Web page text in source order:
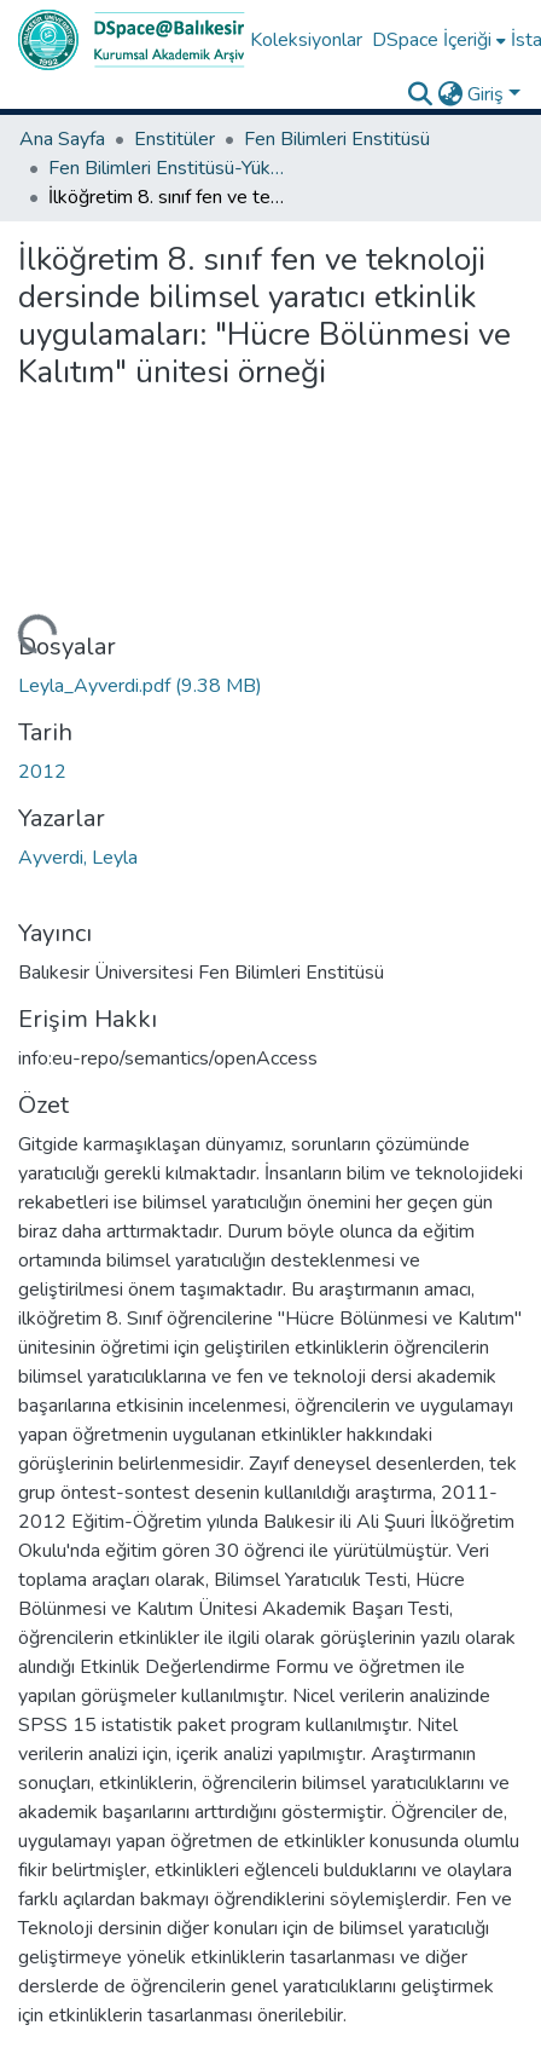
Koleksiyonlar DSpace İçeriği
Giriş
Ana Sayfa
Enstitüler
Fen Bilimleri Enstitüsü
Fen Bilimleri Enstitüsü-Yüksek Lisans Tezleri
İlköğretim 8. sınıf fen ve teknoloji dersinde bilimsel yaratıcı etkinlik uygulamaları: "Hücre Bölünmesi ve Kalıtım" ünitesi örneği
İlköğretim 8. sınıf fen ve teknoloji
dersinde bilimsel yaratıcı etkinlik
uygulamaları: "Hücre Bölünmesi ve
Kalıtım" ünitesi örneği
Dosyalar
Leyla_Ayverdi.pdf(9.38 MB)
Tarih
2012
Yazarlar
Ayverdi, Leyla
Yayıncı
Balıkesir Üniversitesi Fen Bilimleri Enstitüsü
Erişim Hakkı
info:eu-repo/semantics/openAccess
Özet
Gitgide karmaşıklaşan dünyamız, sorunların çözümünde
yaratıcılığı gerekli kılmaktadır. İnsanların bilim ve teknolojideki
rekabetleri ise bilimsel yaratıcılığın önemini her geçen gün
biraz daha arttırmaktadır. Durum böyle olunca da eğitim
ortamında bilimsel yaratıcılığın desteklenmesi ve
geliştirilmesi önem taşımaktadır. Bu araştırmanın amacı,
ilköğretim 8. Sınıf öğrencilerine "Hücre Bölünmesi ve Kalıtım"
ünitesinin öğretimi için geliştirilen etkinliklerin öğrencilerin
bilimsel yaratıcılıklarına ve fen ve teknoloji dersi akademik
başarılarına etkisinin incelenmesi, öğrencilerin ve uygulamayı
yapan öğretmenin uygulanan etkinlikler hakkındaki
görüşlerinin belirlenmesidir. Zayıf deneysel desenlerden, tek
grup öntest-sontest desenin kullanıldığı araştırma, 2011-
2012 Eğitim-Öğretim yılında Balıkesir ili Ali Şuuri İlköğretim
Okulu'nda eğitim gören 30 öğrenci ile yürütülmüştür. Veri
toplama araçları olarak, Bilimsel Yaratıcılık Testi, Hücre
Bölünmesi ve Kalıtım Ünitesi Akademik Başarı Testi,
öğrencilerin etkinlikler ile ilgili olarak görüşlerinin yazılı olarak
alındığı Etkinlik Değerlendirme Formu ve öğretmen ile
yapılan görüşmeler kullanılmıştır. Nicel verilerin analizinde
SPSS 15 istatistik paket program kullanılmıştır. Nitel
verilerin analizi için, içerik analizi yapılmıştır. Araştırmanın
sonuçları, etkinliklerin, öğrencilerin bilimsel yaratıcılıklarını ve
akademik başarılarını arttırdığını göstermiştir. Öğrenciler de,
uygulamayı yapan öğretmen de etkinlikler konusunda olumlu
fikir belirtmişler, etkinlikleri eğlenceli bulduklarını ve olaylara
farklı açılardan bakmayı öğrendiklerini söylemişlerdir. Fen ve
Teknoloji dersinin diğer konuları için de bilimsel yaratıcılığı
geliştirmeye yönelik etkinliklerin tasarlanması ve diğer
derslerde de öğrencilerin genel yaratıcılıklarını geliştirmek
için etkinliklerin tasarlanması önerilebilir.